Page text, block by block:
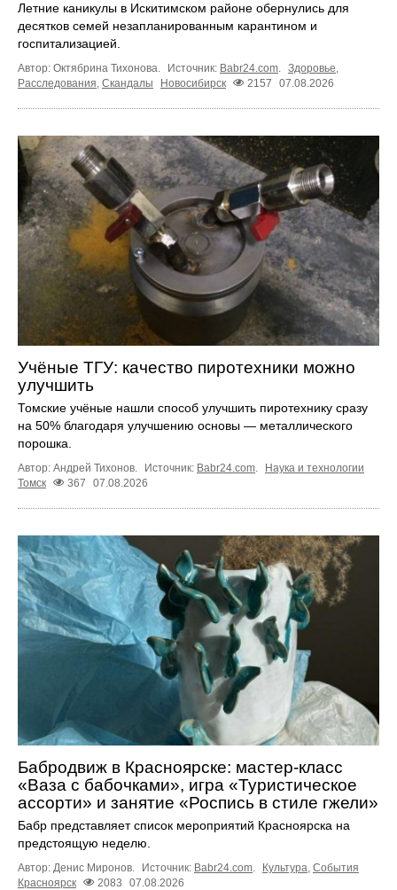
Летние каникулы в Искитимском районе обернулись для
десятков семей незапланированным карантином и
госпитализацией.
Автор: Октябрина Тихонова. Источник: Babr24.com. Здоровье,
Расследования, Скандалы Новосибирск 2157 07.08.2026
Учёные ТГУ: качество пиротехники можно
улучшить
Томские учёные нашли способ улучшить пиротехнику сразу
на 50% благодаря улучшению основы — металлического
порошка.
Автор: Андрей Тихонов. Источник: Babr24.com.
Наука и технологии
Томск
367 07.08.2026
Бабродвиж в Красноярске: мастер-класс
«Ваза с бабочками», игра «Туристическое
ассорти» и занятие «Роспись в стиле гжели»
Бабр представляет список мероприятий Красноярска на
предстоящую неделю.
Автор: Денис Миронов. Источник: Babr24.com. Культура, События
Красноярск
2083 07.08.2026